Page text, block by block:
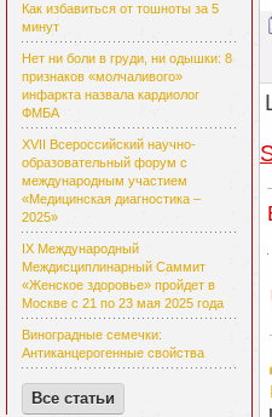
Как избавиться от тошноты за 5
минут
Нет ни боли в груди, ни одышки: 8
признаков «молчаливого»
инфаркта назвала кардиолог
ФМБА
XVII Всероссийский научно-
образовательный форум с
международным участием
«Медицинская диагностика –
2025»
IX Международный
Междисциплинарный Саммит
«Женское здоровье» пройдет в
Москве с 21 по 23 мая 2025 года
Виноградные семечки:
Антиканцерогенные свойства
Все статьи